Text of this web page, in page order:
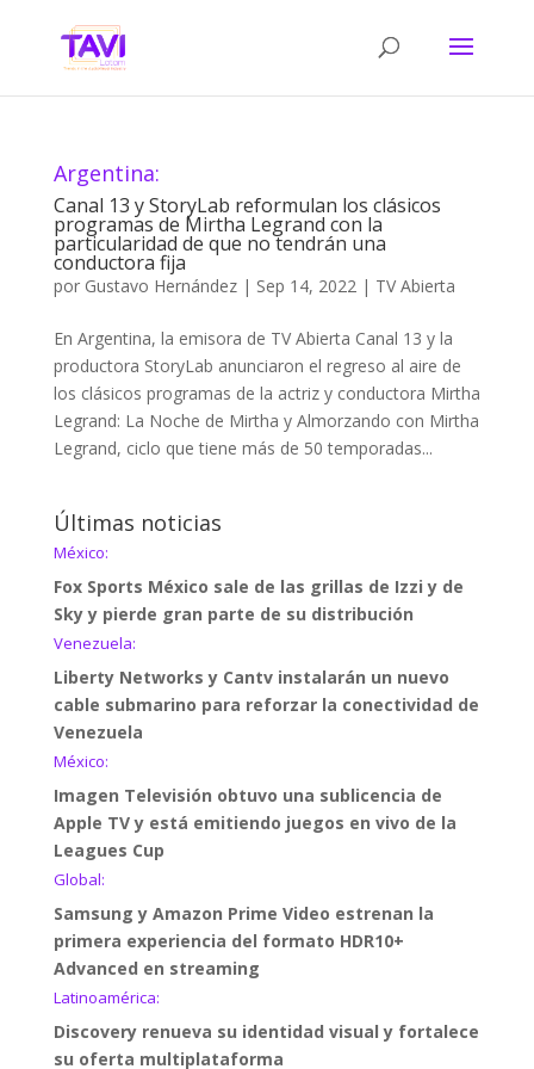
Argentina:
Canal 13 y StoryLab reformulan los clásicos
programas de Mirtha Legrand con la
particularidad de que no tendrán una
conductora fija
por Gustavo Hernández| Sep 14, 2022| TV Abierta
En Argentina, la emisora de TV Abierta Canal 13 y la
productora StoryLab anunciaron el regreso al aire de
los clásicos programas de la actriz y conductora Mirtha
Legrand: La Noche de Mirtha y Almorzando con Mirtha
Legrand, ciclo que tiene más de 50 temporadas...
Últimas noticias
México:
Fox Sports México sale de las grillas de Izzi y de
Sky y pierde gran parte de su distribución
Venezuela:
Liberty Networks y Cantv instalarán un nuevo
cable submarino para reforzar la conectividad de
Venezuela
México:
Imagen Televisión obtuvo una sublicencia de
Apple TV y está emitiendo juegos en vivo de la
Leagues Cup
Global:
Samsung y Amazon Prime Video estrenan la
primera experiencia del formato HDR10+
Advanced en streaming
Latinoamérica:
Discovery renueva su identidad visual y fortalece
su oferta multiplataforma